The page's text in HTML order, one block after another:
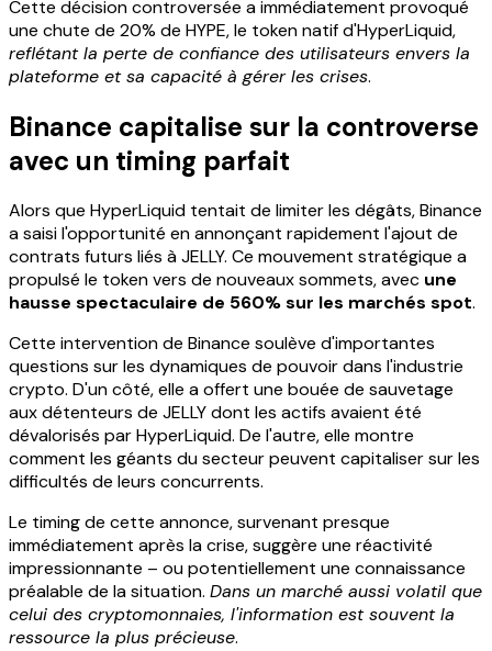
Cette décision controversée a immédiatement provoqué
une chute de 20% de HYPE, le token natif d'HyperLiquid,
reflétant la perte de confiance des utilisateurs envers la
plateforme et sa capacité à gérer les crises.
Binance capitalise sur la controverse
avec un timing parfait
Alors que HyperLiquid tentait de limiter les dégâts, Binance
a saisi l'opportunité en annonçant rapidement l'ajout de
contrats futurs liés à JELLY. Ce mouvement stratégique a
propulsé le token vers de nouveaux sommets, avec une
hausse spectaculaire de 560% sur les marchés spot.
Cette intervention de Binance soulève d'importantes
questions sur les dynamiques de pouvoir dans l'industrie
crypto. D'un côté, elle a offert une bouée de sauvetage
aux détenteurs de JELLY dont les actifs avaient été
dévalorisés par HyperLiquid. De l'autre, elle montre
comment les géants du secteur peuvent capitaliser sur les
difficultés de leurs concurrents.
Le timing de cette annonce, survenant presque
immédiatement après la crise, suggère une réactivité
impressionnante – ou potentiellement une connaissance
préalable de la situation. Dans un marché aussi volatil que
celui des cryptomonnaies, l'information est souvent la
ressource la plus précieuse.